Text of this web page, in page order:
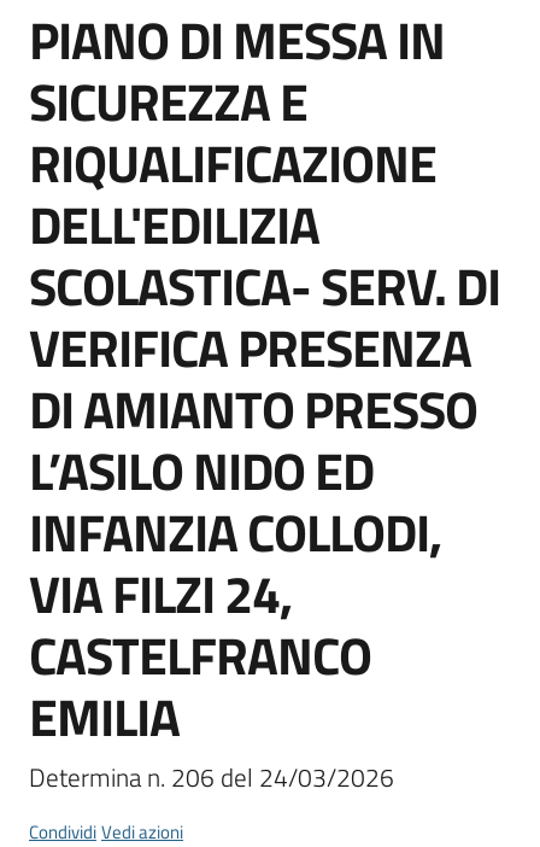
Vivere
Castelfranco
Emilia
Tutti
gli
argomenti...
Seguici
su
Salta al contenuto
PIANO DI MESSA IN
SICUREZZA E
RIQUALIFICAZIONE
DELL'EDILIZIA
SCOLASTICA- SERV. DI
VERIFICA PRESENZA
DI AMIANTO PRESSO
L’ASILO NIDO ED
INFANZIA COLLODI,
VIA FILZI 24,
CASTELFRANCO
EMILIA
Determina n. 206 del 24/03/2026
CondividiVedi azioni